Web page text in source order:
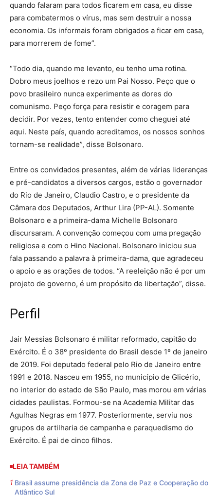
quando falaram para todos ficarem em casa, eu disse
para combatermos o vírus, mas sem destruir a nossa
economia. Os informais foram obrigados a ficar em casa,
para morrerem de fome”.
“Todo dia, quando me levanto, eu tenho uma rotina.
Dobro meus joelhos e rezo um Pai Nosso. Peço que o
povo brasileiro nunca experimente as dores do
comunismo. Peço força para resistir e coragem para
decidir. Por vezes, tento entender como cheguei até
aqui. Neste país, quando acreditamos, os nossos sonhos
tornam-se realidade”, disse Bolsonaro.
Entre os convidados presentes, além de várias lideranças
e pré-candidatos a diversos cargos, estão o governador
do Rio de Janeiro, Claudio Castro, e o presidente da
Câmara dos Deputados, Arthur Lira (PP-AL). Somente
Bolsonaro e a primeira-dama Michelle Bolsonaro
discursaram. A convenção começou com uma pregação
religiosa e com o Hino Nacional. Bolsonaro iniciou sua
fala passando a palavra à primeira-dama, que agradeceu
o apoio e as orações de todos. “A reeleição não é por um
projeto de governo, é um propósito de libertação”, disse.
Perfil
Jair Messias Bolsonaro é militar reformado, capitão do
Exército. É o 38º presidente do Brasil desde 1º de janeiro
de 2019. Foi deputado federal pelo Rio de Janeiro entre
1991 e 2018. Nasceu em 1955, no município de Glicério,
no interior do estado de São Paulo, mas morou em várias
cidades paulistas. Formou-se na Academia Militar das
Agulhas Negras em 1977. Posteriormente, serviu nos
grupos de artilharia de campanha e paraquedismo do
Exército. É pai de cinco filhos.
LEIA TAMBÉM
Brasil assume presidência da Zona de Paz e Cooperação do
Atlântico Sul